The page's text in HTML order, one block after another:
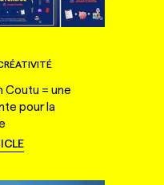
Coutu = une
pour la